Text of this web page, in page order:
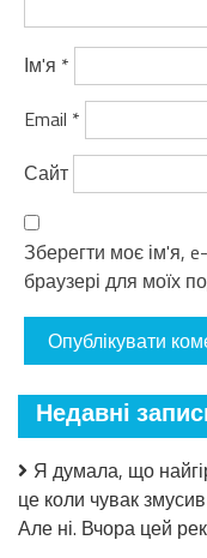
Ім'я *
Email *
Сайт
Зберегти моє ім'я,
браузері для моїх
Недавні
Я думала, що
це коли чувак
Але ні. Вчора цей